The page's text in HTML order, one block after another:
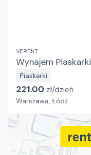
VERENT
Wynajem Piaskarki
Piaskarki
221.00 zł/dzień
Warszawa, Łódź